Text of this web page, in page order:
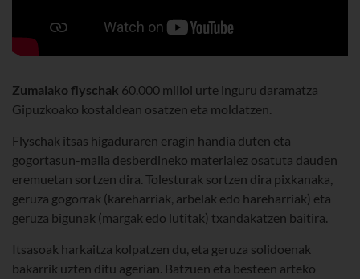
Zumaiako flyschak 60.000 milioi urte inguru daramatza
Gipuzkoako kostaldean osatzen eta moldatzen.
Flyschak itsas higaduraren eragin handia duten eta
gogortasun-maila desberdineko materialez osatuta dauden
eremuetan sortzen dira. Tolesturak sortzen dira pixkanaka,
geruza gogorrak (kareharriak, arbelak edo hareharriak) eta
geruza bigunak (margak edo lutitak) txandakatzen baitira.
Itsasoak harkaitza kolpatzen du, eta geruza solidoenak
bakarrik uzten ditu agerian. Batzuen eta besteen arteko